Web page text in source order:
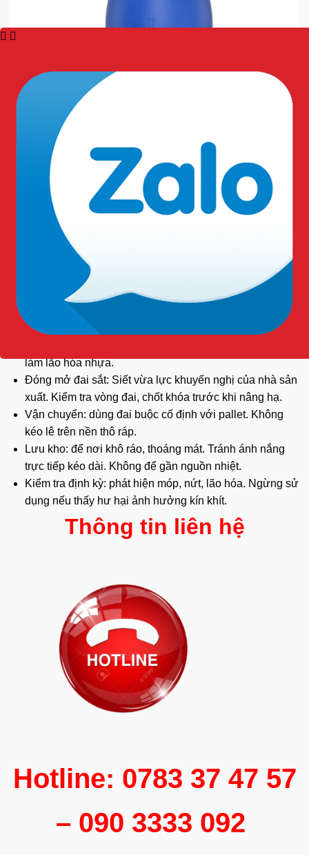
Môi trường hóa chất và dung môi.
Thực phẩm.
Nông nghiệp và thủy sản.
Công nghiệp nhẹ và kho vận.
Các ngành nghề khác…
Hướng dẫn sử dụng và bảo quản an toàn:
Trước khi dùng: Rửa bằng
phù hợp, tráng
làm lão hóa nhựa.
Đóng mở đai sắt: Siết vừa lực khuyến nghị của nhà sản
xuất. Kiểm tra vòng đai, chốt khóa trước khi nâng hạ.
Vận chuyển: dùng đai buộc cố định với pallet. Không
kéo lê trên nền thô ráp.
Lưu kho: để nơi khô ráo, thoáng mát. Tránh ánh nắng
trực tiếp kéo dài. Không để gần nguồn nhiệt.
Kiểm tra định kỳ: phát hiện móp, nứt, lão hóa. Ngừng sử
dụng nếu thấy hư hại ảnh hưởng kín khít.
Thông tin liên hệ
Hotline: 0783 37 47 57
– 090 3333 092